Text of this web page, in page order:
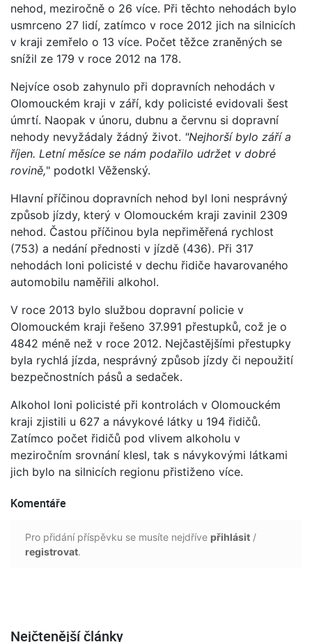
nehod, meziročně o 26 více. Při těchto nehodách bylo
usmrceno 27 lidí, zatímco v roce 2012 jich na silnicích
v kraji zemřelo o 13 více. Počet těžce zraněných se
snížil ze 179 v roce 2012 na 178.
Nejvíce osob zahynulo při dopravních nehodách v
Olomouckém kraji v září, kdy policisté evidovali šest
úmrtí. Naopak v únoru, dubnu a červnu si dopravní
nehody nevyžádaly žádný život. "Nejhorší bylo září a
říjen. Letní měsíce se nám podařilo udržet v dobré
rovině," podotkl Věženský.
Hlavní příčinou dopravních nehod byl loni nesprávný
způsob jízdy, který v Olomouckém kraji zavinil 2309
nehod. Častou příčinou byla nepřiměřená rychlost
(753) a nedání přednosti v jízdě (436). Při 317
nehodách loni policisté v dechu řidiče havarovaného
automobilu naměřili alkohol.
V roce 2013 bylo službou dopravní policie v
Olomouckém kraji řešeno 37.991 přestupků, což je o
4842 méně než v roce 2012. Nejčastějšími přestupky
byla rychlá jízda, nesprávný způsob jízdy či nepoužití
bezpečnostních pásů a sedaček.
Alkohol loni policisté při kontrolách v Olomouckém
kraji zjistili u 627 a návykové látky u 194 řidičů.
Zatímco počet řidičů pod vlivem alkoholu v
meziročním srovnání klesl, tak s návykovými látkami
jich bylo na silnicích regionu přistiženo více.
Komentáře
Pro přidání příspěvku se musíte nejdříve přihlásit /
registrovat.
Nejčtenější články